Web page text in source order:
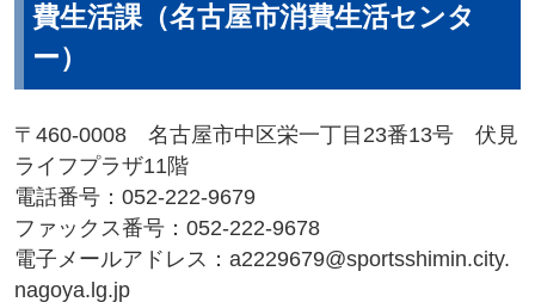
費生活課（名古屋市消費生活センタ
ー）
〒460-0008 名古屋市中区栄一丁目23番13号 伏見
ライフプラザ11階
電話番号：052-222-9679
ファックス番号：052-222-9678
電子メールアドレス：a2229679@sportsshimin.city.
nagoya.lg.jp